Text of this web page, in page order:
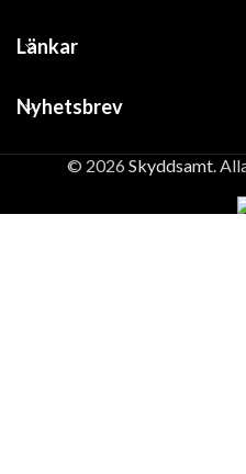
Länkar
Nyhetsbrev
© 2026 Skyddsamt.